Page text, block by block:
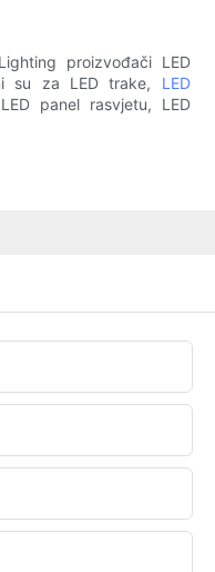
proizvođači LED
su za LED trake, LED
panel rasvjetu, LED